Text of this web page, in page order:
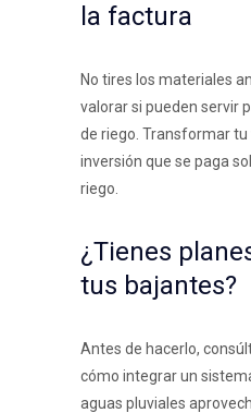
la factura
No tires los materiales
valorar si pueden servir
de riego. Transformar tu
inversión que se paga
riego.
¿Tienes
tus bajantes?
Antes de hacerlo,
cómo integrar un
aguas pluviales